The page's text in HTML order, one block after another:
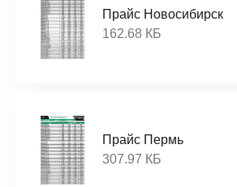
Прайс Новосибирск
162.68 КБ
Прайс Пермь
307.97 КБ